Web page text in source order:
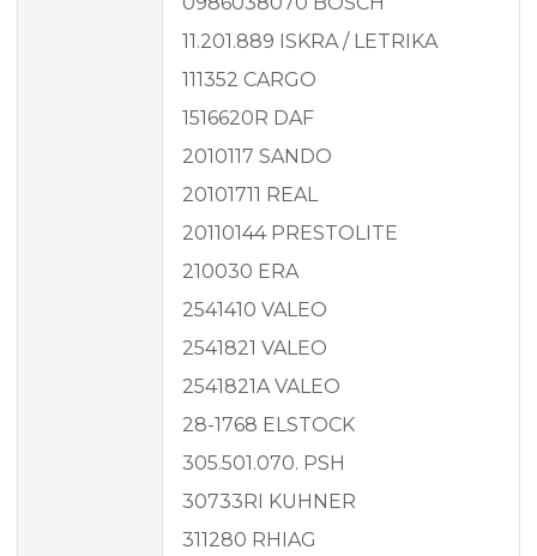
11.201.889 ISKRA / LETRIKA
111352 CARGO
1516620R DAF
2010117 SANDO
20101711 REAL
20110144 PRESTOLITE
210030 ERA
2541410 VALEO
2541821 VALEO
2541821A VALEO
28-1768 ELSTOCK
305.501.070. PSH
30733RI KUHNER
311280 RHIAG